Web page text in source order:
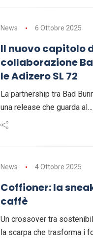
News 6 Ottobre 2025
Il nuovo capitolo
collaborazione
le Adizero SL 72
La partnership tra Bad
una release che guarda al…
News 4 Ottobre 2025
Coffioner: la
caffè
Un crossover tra
la scarpa che trasforma i